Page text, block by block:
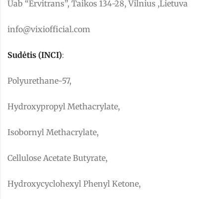
Uab “Ervitrans”, Taikos 134-28, Vilnius ,Lietuva
info@vixiofficial.com
Sudėtis (INCI):
Polyurethane-57,
Hydroxypropyl Methacrylate,
Isobornyl Methacrylate,
Cellulose Acetate Butyrate,
Hydroxycyclohexyl Phenyl Ketone,